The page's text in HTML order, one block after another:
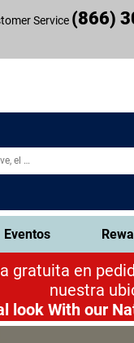
Service (866)
Eventos
look With our
gratuita en
nuestra